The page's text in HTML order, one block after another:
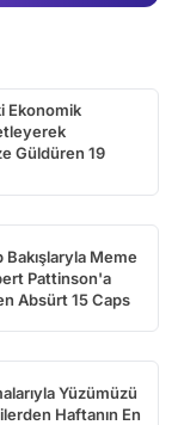
Ekonomik
Güldüren 19
Bakışlaryla Meme
Pattinson'a
Absürt 15 Caps
Yüzümüzü
Haftanın En